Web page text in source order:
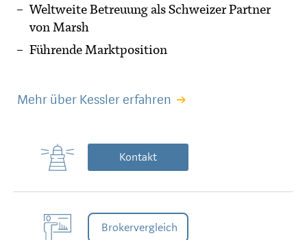
Weltweite Betreuung als Schweizer Partner
von Marsh
Führende Marktposition
Mehr über Kessler erfahren
Kontakt
Brokervergleich